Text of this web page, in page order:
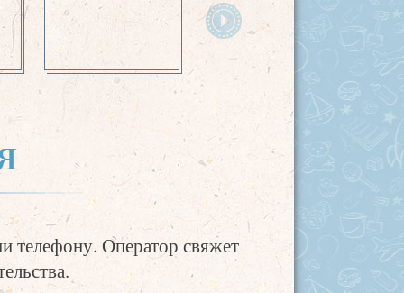
телефону. Оператор свяжет